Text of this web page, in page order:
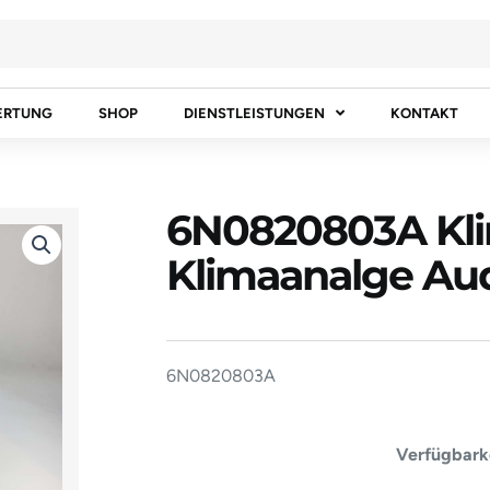
SHOP DIENSTLEISTUNGEN KONTAKT
6N0820803A
Klimaanalge
6N0820803A